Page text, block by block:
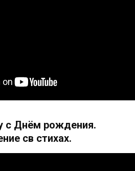
c Днём рождения.
св стихах.